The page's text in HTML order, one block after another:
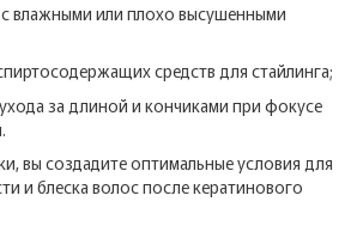
влажными или плохо высушенными
средств для стайлинга;
за длиной и кончиками при фокусе
вы создадите оптимальные условия для
и блеска волос после кератинового